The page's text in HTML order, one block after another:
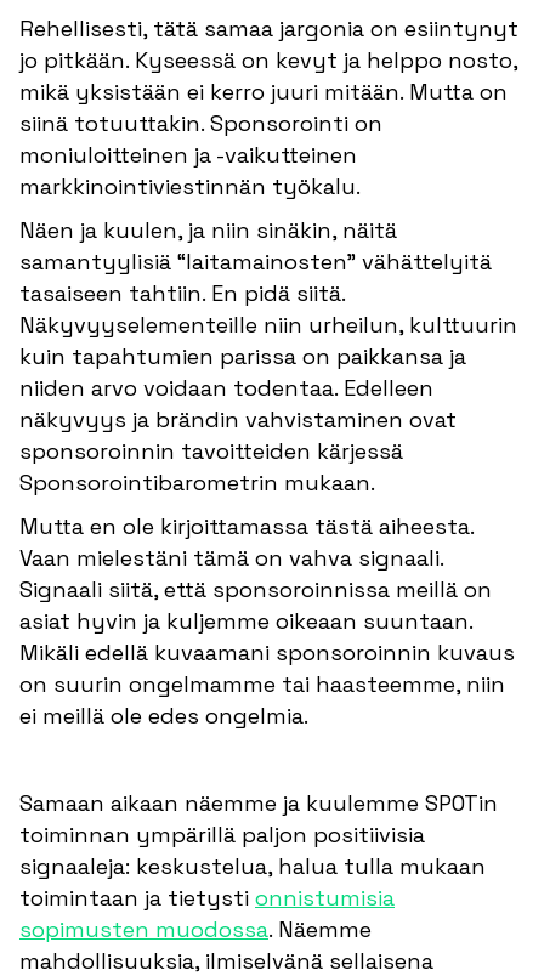
Rehellisesti, tätä samaa jargonia on esiintynyt
jo pitkään. Kyseessä on kevyt ja helppo nosto,
mikä yksistään ei kerro juuri mitään. Mutta on
siinä totuuttakin. Sponsorointi on
moniuloitteinen ja -vaikutteinen
markkinointiviestinnän työkalu.
Näen ja kuulen, ja niin sinäkin, näitä
samantyylisiä “laitamainosten” vähättelyitä
tasaiseen tahtiin. En pidä siitä.
Näkyvyyselementeille niin urheilun, kulttuurin
kuin tapahtumien parissa on paikkansa ja
niiden arvo voidaan todentaa. Edelleen
näkyvyys ja brändin vahvistaminen ovat
sponsoroinnin tavoitteiden kärjessä
Sponsorointibarometrin mukaan.
Mutta en ole kirjoittamassa tästä aiheesta.
Vaan mielestäni tämä on vahva signaali.
Signaali siitä, että sponsoroinnissa meillä on
asiat hyvin ja kuljemme oikeaan suuntaan.
Mikäli edellä kuvaamani sponsoroinnin kuvaus
on suurin ongelmamme tai haasteemme, niin
ei meillä ole edes ongelmia.
Samaan aikaan näemme ja kuulemme SPOTin
toiminnan ympärillä paljon positiivisia
signaaleja: keskustelua, halua tulla mukaan
toimintaan ja tietysti onnistumisia
sopimusten muodossa. Näemme
mahdollisuuksia, ilmiselvänä sellaisena